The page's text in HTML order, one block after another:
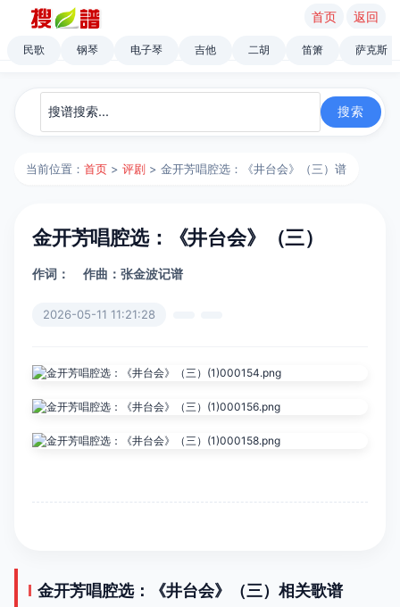
首页 返回
民歌 钢琴 电子琴 吉他 二胡 笛箫 萨克斯
当前位置：首页 >评剧 > 金开芳唱腔选：《井台会》（三）谱
金开芳唱腔选：《井台会》（三）
作词： 作曲：张金波记谱
2026-05-11 11:21:28
金开芳唱腔选：《井台会》（三）相关歌谱